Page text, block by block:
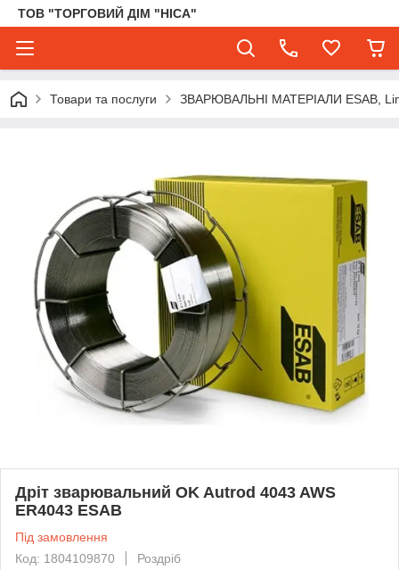
ТОВ "ТОРГОВИЙ ДІМ "НІСА"
Товари та послуги ЗВАРЮВАЛЬНІ МАТЕРІАЛИ ESAB,
Дріт зварювальний OK Autrod 4043 AWS
ER4043 ESAB
Під замовлення
Код: 1804109870
Роздріб